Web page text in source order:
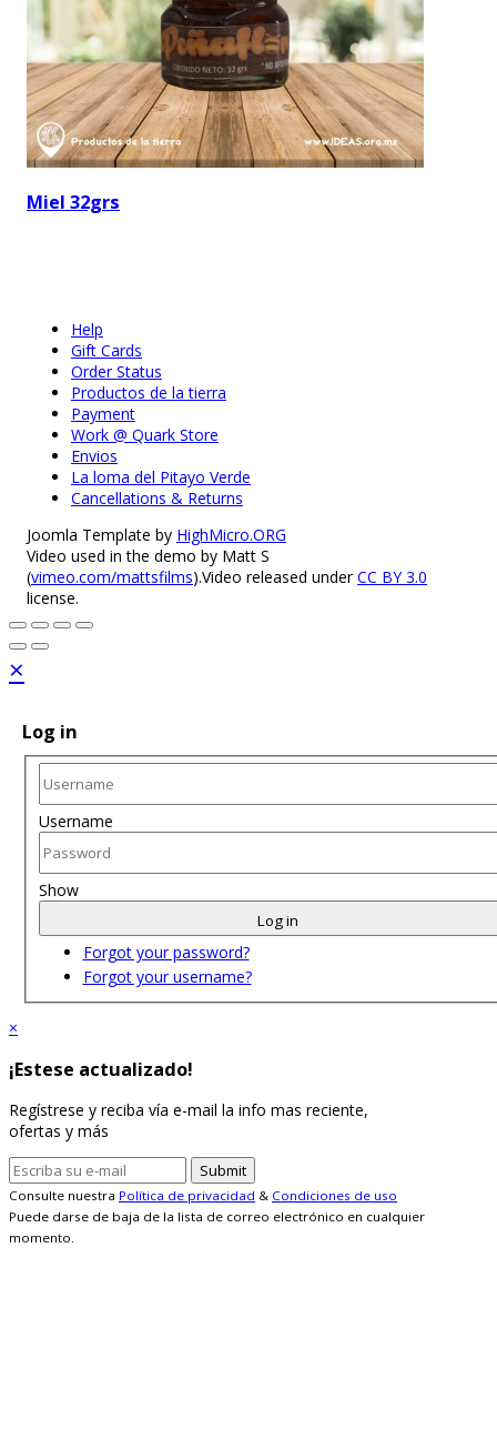
Miel 32grs
Help
Gift Cards
Order Status
Productos de la tierra
Payment
Work @ Quark Store
Envios
La loma del Pitayo Verde
Cancellations & Returns
Joomla Template by HighMicro.ORG
Video used in the demo by Matt S
(vimeo.com/mattsfilms).Video released underCC BY 3.0
license.
×
Log in
Username
Show
Log in
Forgot your password?
Forgot your username?
×
¡Estese actualizado!
Regístrese y reciba vía e-mail la info mas reciente,
ofertas y más
Consulte nuestra Política de privacidad & Condiciones de uso
Puede darse de baja de la lista de correo electrónico en cualquier
momento.